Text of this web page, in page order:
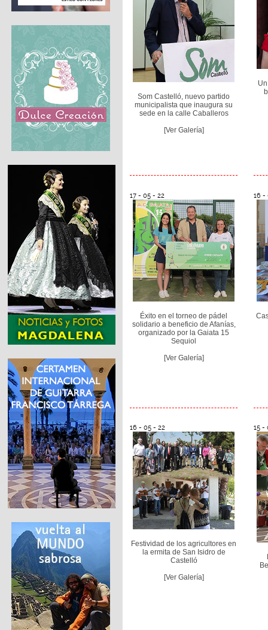
Som Castelló, nuevo partido
municipalista que inaugura su
sede en la calle Caballeros
[Ver Galería]
17 - 05 - 22
Éxito en el torneo de pádel
solidario a beneficio de Afanías,
organizado por la Gaiata 15
Sequiol
[Ver Galería]
16 -
16 - 05 - 22
Festividad de los agricultores en
la ermita de San Isidro de
Castelló
[Ver Galería]
15 -